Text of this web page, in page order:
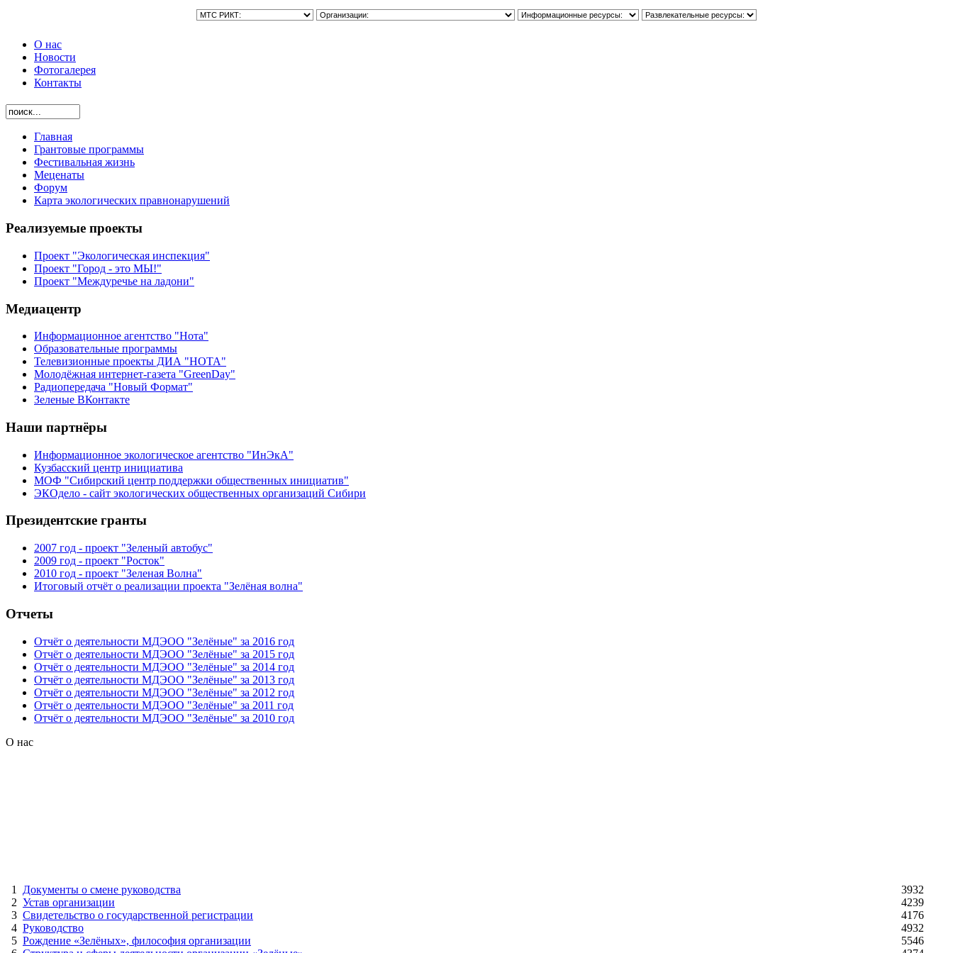
О нас
Новости
Фотогалерея
Контакты
Главная
Грантовые программы
Фестивальная жизнь
Меценаты
Форум
Карта экологических правнонарушений
Реализуемые проекты
Проект "Экологическая инспекция"
Проект "Город - это МЫ!"
Проект "Междуречье на ладони"
Медиацентр
Информационное агентство "Нота"
Образовательные программы
Телевизионные проекты ДИА "НОТА"
Молодёжная интернет-газета "GreenDay"
Радиопередача "Новый Формат"
Зеленые ВКонтакте
Наши партнёры
Информационное экологическое агентство "ИнЭкА"
Кузбасский центр инициатива
МОФ "Сибирский центр поддержки общественных инициатив"
ЭКОдело - сайт экологических общественных организаций Сибири
Президентские гранты
2007 год - проект "Зеленый автобус"
2009 год - проект "Росток"
2010 год - проект "Зеленая Волна"
Итоговый отчёт о реализации проекта "Зелёная волна"
Отчеты
Отчёт о деятельности МДЭОО "Зелёные" за 2016 год
Отчёт о деятельности МДЭОО "Зелёные" за 2015 год
Отчёт о деятельности МДЭОО "Зелёные" за 2014 год
Отчёт о деятельности МДЭОО "Зелёные" за 2013 год
Отчёт о деятельности МДЭОО "Зелёные" за 2012 год
Отчёт о деятельности МДЭОО "Зелёные" за 2011 год
Отчёт о деятельности МДЭОО "Зелёные" за 2010 год
О нас
1 Документы о смене руководства
3932
2 Устав организации
4239
3 Свидетельство о государственной регистрации
4176
4 Руководство
4932
5 Рождение «Зелёных», философия организации
5546